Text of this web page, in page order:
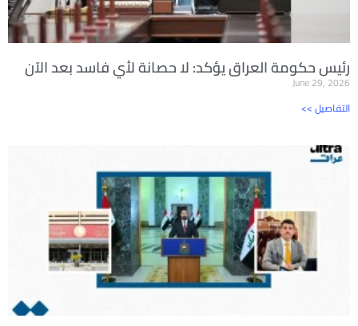
رئيس حكومة العراق يؤكد: لا حصانة لأي فاسد بعد الآن
June 29, 2026
<< التفاصيل